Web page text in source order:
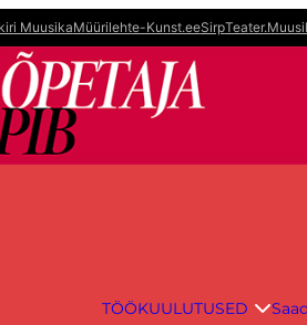
MuusikaMüürilehte-Kunst.eeSirp
TÖÖKUULUTUSED